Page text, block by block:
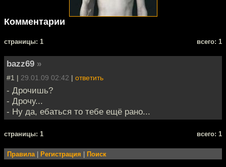
Комментарии
cтраницы: 1 всего: 1
bazz69 »
#1 | 29.01.09 02:42 | ответить
- Дрочишь?
- Дрочу...
- Ну да, ебаться то тебе ещё рано...
cтраницы: 1 всего: 1
Правила Регистрация Поиск